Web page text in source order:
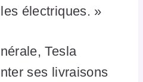
électriques. »
Tesla
ses livraisons